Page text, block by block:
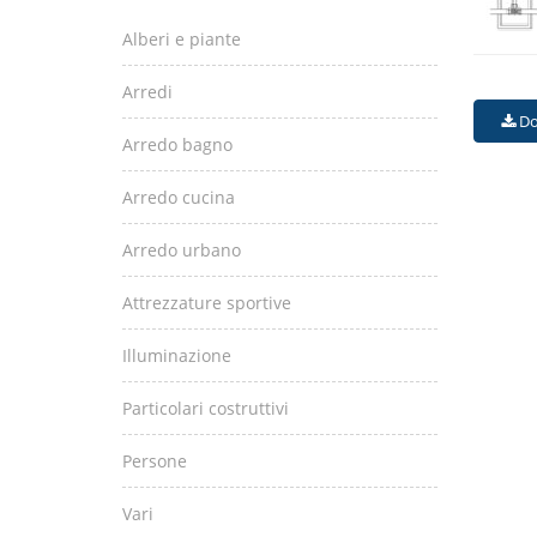
Alberi e piante
Arredi
Arredo bagno
Arredo cucina
Arredo urbano
Attrezzature sportive
Illuminazione
Particolari costruttivi
Persone
Vari